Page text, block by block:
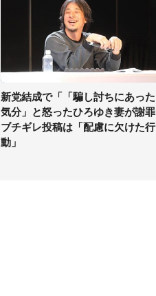
新党結成で「「騙し討ちにあった
気分」と怒ったひろゆき妻が謝罪
ブチギレ投稿は「配慮に欠けた行
動」